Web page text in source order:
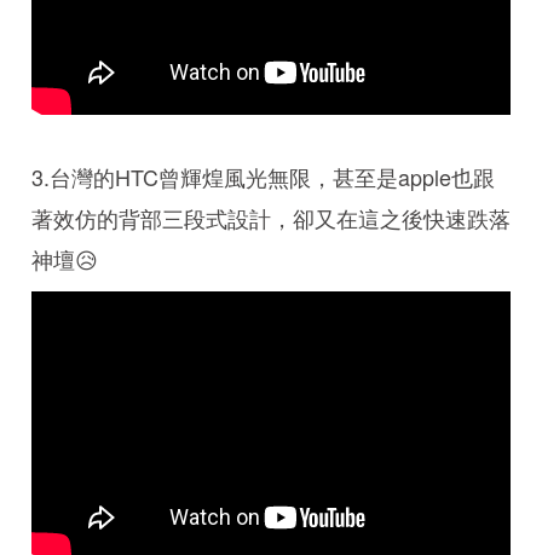
3.台灣的HTC曾輝煌風光無限，甚至是apple也跟
著效仿的背部三段式設計，卻又在這之後快速跌落
神壇😥